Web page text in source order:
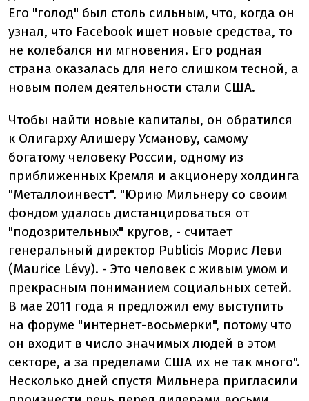
Его "голод" был столь сильным, что, когда он
узнал, что Facebook ищет новые средства, то
не колебался ни мгновения. Его родная
страна оказалась для него слишком тесной, а
новым полем деятельности стали США.
Чтобы найти новые капиталы, он обратился
к Олигарху Алишеру Усманову, самому
богатому человеку России, одному из
приближенных Кремля и акционеру холдинга
"Металлоинвест". "Юрию Мильнеру со своим
фондом удалось дистанцироваться от
"подозрительных" кругов, - считает
генеральный директор Publicis Морис Леви
(Maurice Lévy). - Это человек с живым умом и
прекрасным пониманием социальных сетей.
В мае 2011 года я предложил ему выступить
на форуме "интернет-восьмерки", потому что
он входит в число значимых людей в этом
секторе, а за пределами США их не так много".
Несколько дней спустя Мильнера пригласили